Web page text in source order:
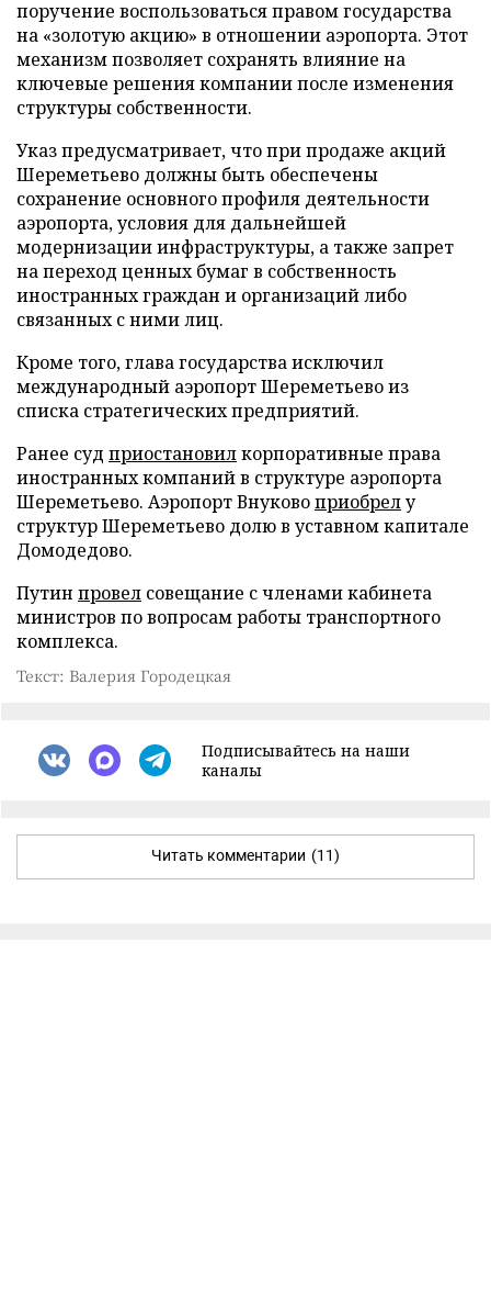
поручение воспользоваться правом государства
на «золотую акцию» в отношении аэропорта. Этот
механизм позволяет сохранять влияние на
ключевые решения компании после изменения
структуры собственности.
Указ предусматривает, что при продаже акций
Шереметьево должны быть обеспечены
сохранение основного профиля деятельности
аэропорта, условия для дальнейшей
модернизации инфраструктуры, а также запрет
на переход ценных бумаг в собственность
иностранных граждан и организаций либо
связанных с ними лиц.
Кроме того, глава государства исключил
международный аэропорт Шереметьево из
списка стратегических предприятий.
Ранее суд приостановилкорпоративные права
иностранных компаний в структуре аэропорта
Шереметьево. Аэропорт Внуковоприобрелу
структур Шереметьево долю в уставном капитале
Домодедово.
Путин провел совещание с членами кабинета
министров по вопросам работы транспортного
комплекса.
Текст: Валерия Городецкая
Подписывайтесь на наши
каналы
Читать комментарии (11)